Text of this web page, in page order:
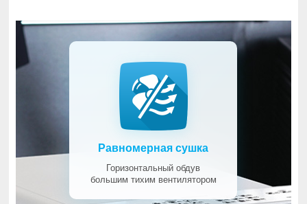
Равномерная сушка
Горизонтальный обдув
большим тихим вентилятором